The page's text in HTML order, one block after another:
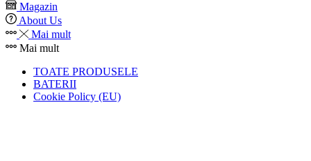
Magazin
About Us
Mai mult
Mai mult
TOATE PRODUSELE
BATERII
Cookie Policy (EU)